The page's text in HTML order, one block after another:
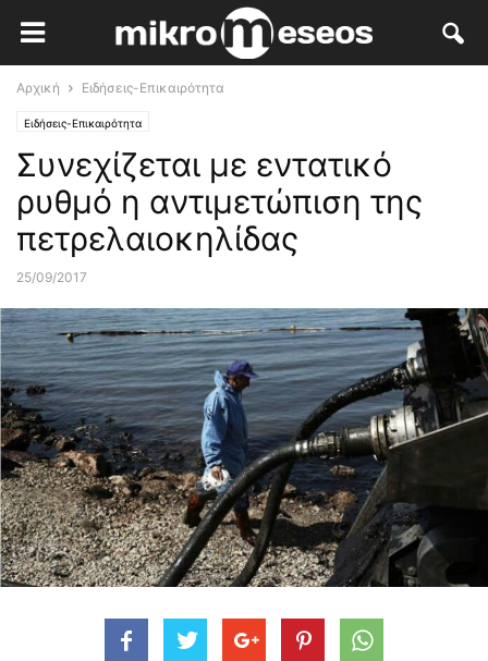
Αρχική Ειδήσεις-Επικαιρότητα
Ειδήσεις-Επικαιρότητα
Συνεχίζεται με εντατικό
ρυθμό η αντιμετώπιση της
πετρελαιοκηλίδας
25/09/2017